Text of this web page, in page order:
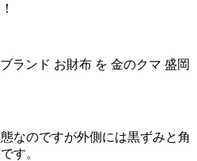
ランド お財布 を 金のクマ 盛岡
なのですが外側には黒ずみと角
す。